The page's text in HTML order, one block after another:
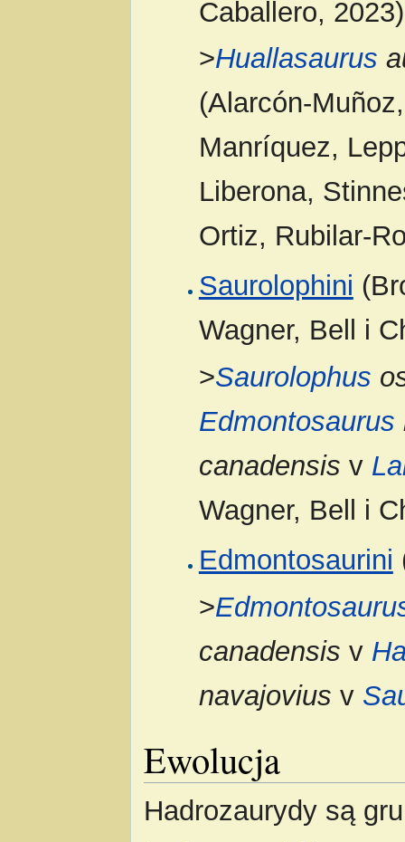
Caballero, 2023)
>Huallasaurus
(Alarcón-
Manríquez,
Liberona,
Ortiz, Rubilar-
Saurolophini
Wagner, Bell i
>Saurolophus
Edmontosaurus
canadensis v
Wagner, Bell i
Edmontosaurini
>
canadensis v
navajovius v
Ewolucja
Hadrozaurydy są